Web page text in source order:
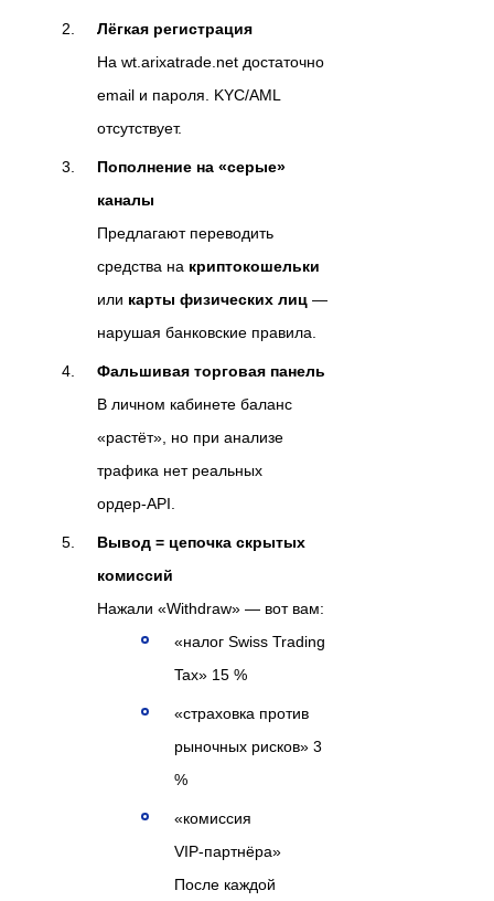
Лёгкая регистрация
На wt.arixatrade.net достаточно
email и пароля. KYC/AML
отсутствует.
Пополнение на «серые»
каналы
Предлагают переводить
средства на криптокошельки
или карты физических лиц —
нарушая банковские правила.
Фальшивая торговая панель
В личном кабинете баланс
«растёт», но при анализе
трафика нет реальных
ордер‑API.
Вывод = цепочка скрытых
комиссий
Нажали «Withdraw» — вот вам:
«налог Swiss Trading
Tax» 15 %
«страховка против
рыночных рисков» 3
%
«комиссия
VIP‑партнёра»
После каждой